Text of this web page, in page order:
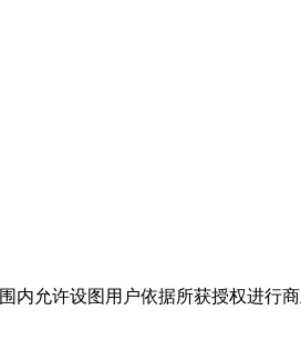
允许设图用户依据所获授权进行商